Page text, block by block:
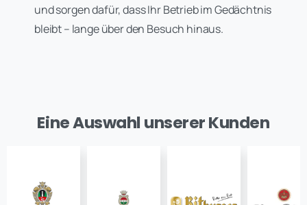
und sorgen dafür, dass Ihr Betrieb im Gedächtnis
bleibt – lange über den Besuch hinaus.
Eine Auswahl unserer Kunden